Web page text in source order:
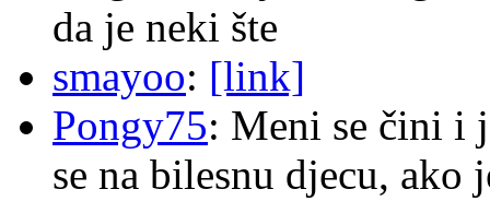
da je neki šte
smayoo: [link]
Pongy75: Meni se čini i
se na bilesnu djecu, ako